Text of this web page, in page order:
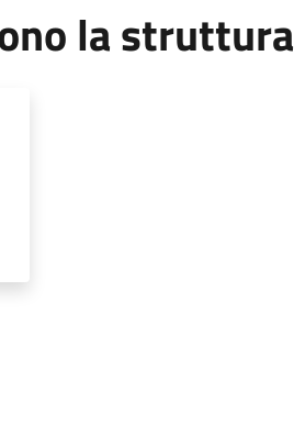
la struttura